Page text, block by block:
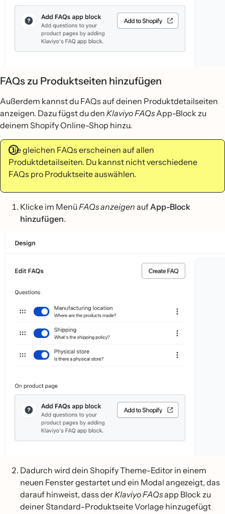
FAQs zu Produktseiten hinzufügen
Außerdem kannst du FAQs auf deinen Produktdetailseiten
anzeigen. Dazu fügst du den Klaviyo FAQsApp-Block zu
deinem Shopify Online-Shop hinzu.
Die gleichen FAQs erscheinen auf allen
Produktdetailseiten. Du kannst nicht verschiedene
FAQs pro Produktseite auswählen.
Klicke im MenüFAQs anzeigen auf App-Block
hinzufügen.
Dadurch wird dein Shopify Theme-Editor in einem
neuen Fenster gestartet und ein Modal angezeigt, das
darauf hinweist, dass derKlaviyo FAQsapp Block zu
deiner Standard-Produktseite Vorlage hinzugefügt